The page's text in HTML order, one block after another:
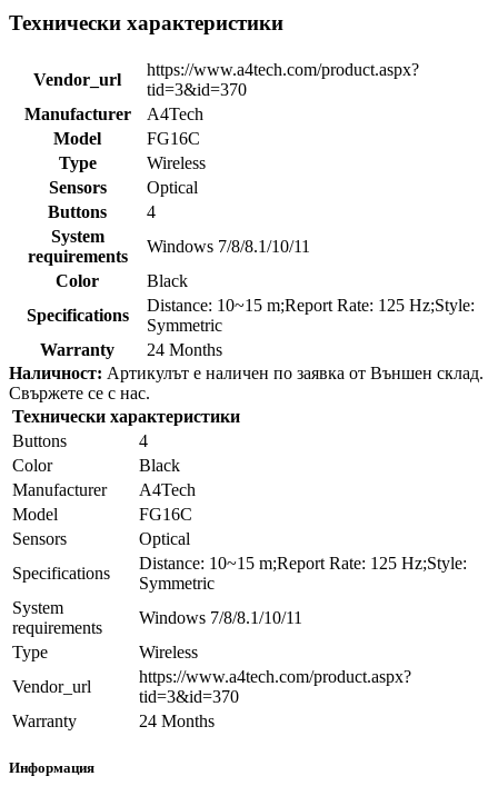
Технически характеристики
Vendor_url
https://www.a4tech.com/product.aspx?
tid=3&id=370
Manufacturer
A4Tech
Model
FG16C
Type
Wireless
Sensors
Optical
Buttons
4
System
requirements
Windows 7/8/8.1/10/11
Color
Black
Specifications
Distance: 10~15 m;Report Rate: 125 Hz;Style:
Symmetric
Warranty
24 Months
Наличност: Артикулът е наличен по заявка от Външен склад.
Свържете се с нас.
Технически характеристики
Buttons
4
Color
Black
Manufacturer
A4Tech
Model
FG16C
Sensors
Optical
Specifications
Distance: 10~15 m;Report Rate: 125 Hz;Style:
Symmetric
System
requirements
Windows 7/8/8.1/10/11
Type
Wireless
Vendor_url
https://www.a4tech.com/product.aspx?
tid=3&id=370
Warranty
24 Months
Информация